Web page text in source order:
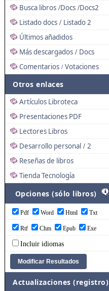
Busca libros /Docs /Docs2
Listado docs / Listado 2
Últimos añadidos
Más descargados / Docs
Comentarios / Votaciones
Otros enlaces
Artículos Libroteca
Presentaciones PDF
Lectores Libros
Desarrollo personal / 2
Reseñas de libros
Tienda Tecnología
Opciones (sólo libros)
Pdf Word Html Txt
Rtf Chm Epub Exe
Incluir idiomas
Actualizaciones (registro)